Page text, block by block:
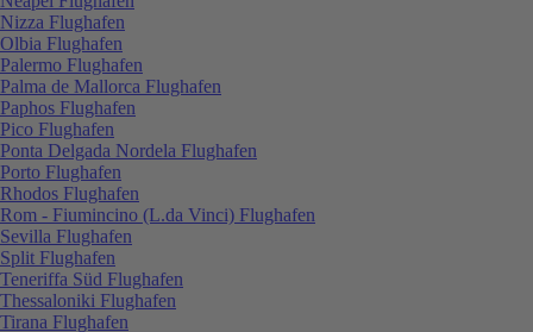
Nizza Flughafen
Olbia Flughafen
Palermo Flughafen
Palma de Mallorca Flughafen
Paphos Flughafen
Pico Flughafen
Ponta Delgada Nordela Flughafen
Porto Flughafen
Rhodos Flughafen
Rom - Fiumincino (L.da Vinci) Flughafen
Sevilla Flughafen
Split Flughafen
Teneriffa Süd Flughafen
Thessaloniki Flughafen
Tirana Flughafen